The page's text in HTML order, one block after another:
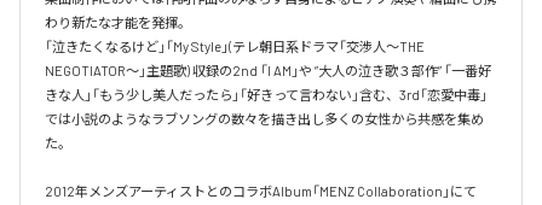
わり新たな才能を発揮。
「泣きたくなるけど」「My Style」(テレ朝日系ドラマ「交渉人～THE
NEGOTIATOR～」主題歌) 収録の2nd 「I AM」や ”大人の泣き歌３部作” 「一番好
きな人」「もう少し美人だったら」「好きって言わない」含む、3rd「恋愛中毒」
では小説のようなラブソングの数々を描き出し多くの女性から共感を集め
た。
2012年メンズアーティストとのコラボAlbum「MENZ Collaboration」にて